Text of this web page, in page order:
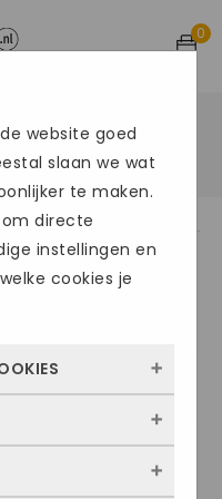
0
/
maat /
Size Chart
website goed
slaan we wat
te maken.
directe
instellingen en
cookies je
dat de website
Meestal
vaak onze